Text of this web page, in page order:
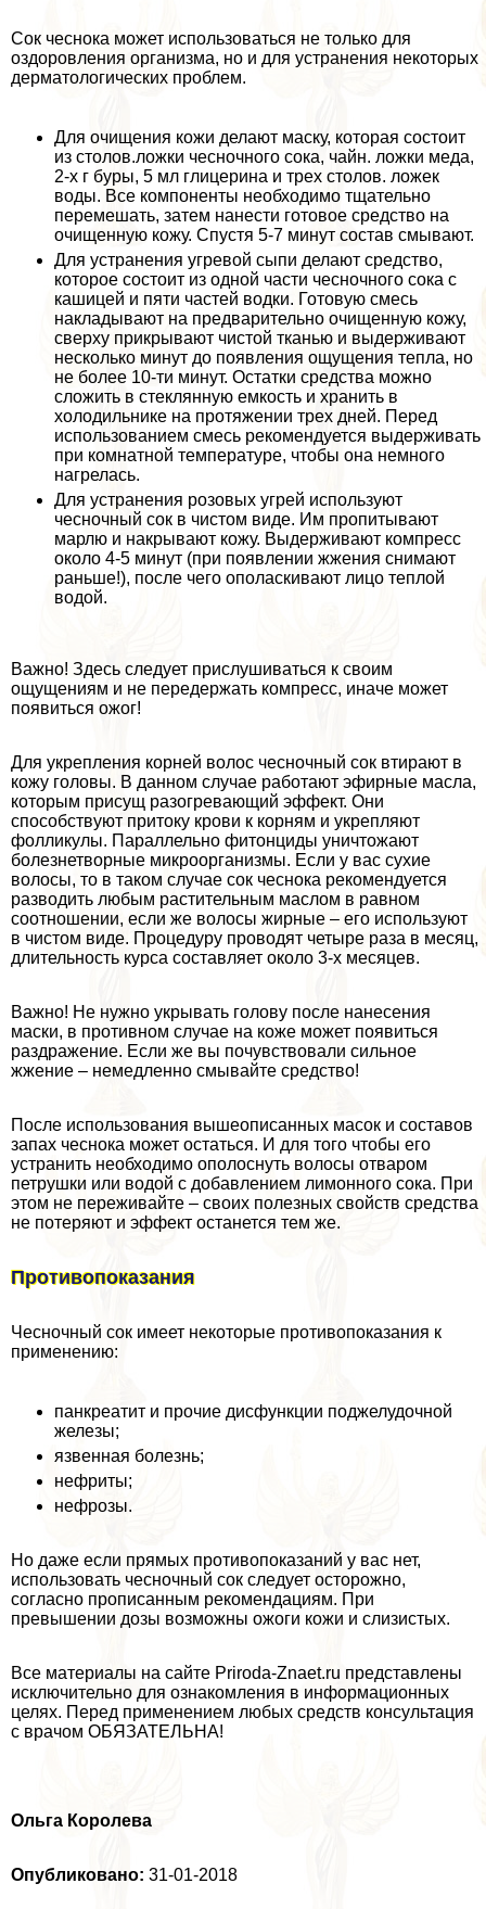
Сок чеснока может использоваться не только для
оздоровления организма, но и для устранения некоторых
дерматологических проблем.
Для очищения кожи делают маску, которая состоит
из столов.ложки чесночного сока, чайн. ложки меда,
2-х г буры, 5 мл глицерина и трех столов. ложек
воды. Все компоненты необходимо тщательно
перемешать, затем нанести готовое средство на
очищенную кожу. Спустя 5-7 минут состав смывают.
Для устранения угревой сыпи делают средство,
которое состоит из одной части чесночного сока с
кашицей и пяти частей водки. Готовую смесь
накладывают на предварительно очищенную кожу,
сверху прикрывают чистой тканью и выдерживают
несколько минут до появления ощущения тепла, но
не более 10-ти минут. Остатки средства можно
сложить в стеклянную емкость и хранить в
холодильнике на протяжении трех дней. Перед
использованием смесь рекомендуется выдерживать
при комнатной температуре, чтобы она немного
нагрелась.
Для устранения розовых угрей используют
чесночный сок в чистом виде. Им пропитывают
марлю и накрывают кожу. Выдерживают компресс
около 4-5 минут (при появлении жжения снимают
раньше!), после чего ополаскивают лицо теплой
водой.
Важно! Здесь следует прислушиваться к своим
ощущениям и не передержать компресс, иначе может
появиться ожог!
Для укрепления корней волос чесночный сок втирают в
кожу головы. В данном случае работают эфирные масла,
которым присущ разогревающий эффект. Они
способствуют притоку крови к корням и укрепляют
фолликулы. Параллельно фитонциды уничтожают
болезнетворные микроорганизмы. Если у вас сухие
волосы, то в таком случае сок чеснока рекомендуется
разводить любым растительным маслом в равном
соотношении, если же волосы жирные – его используют
в чистом виде. Процедуру проводят четыре раза в месяц,
длительность курса составляет около 3-х месяцев.
Важно! Не нужно укрывать голову после нанесения
маски, в противном случае на коже может появиться
раздражение. Если же вы почувствовали сильное
жжение – немедленно смывайте средство!
После использования вышеописанных масок и составов
запах чеснока может остаться. И для того чтобы его
устранить необходимо ополоснуть волосы отваром
петрушки или водой с добавлением лимонного сока. При
этом не переживайте – своих полезных свойств средства
не потеряют и эффект останется тем же.
Противопоказания
Чесночный сок имеет некоторые противопоказания к
применению:
панкреатит и прочие дисфункции поджелудочной
железы;
язвенная болезнь;
нефриты;
нефрозы.
Но даже если прямых противопоказаний у вас нет,
использовать чесночный сок следует осторожно,
согласно прописанным рекомендациям. При
превышении дозы возможны ожоги кожи и слизистых.
Все материалы на сайте Priroda-Znaet.ru представлены
исключительно для ознакомления в информационных
целях. Перед применением любых средств консультация
с врачом ОБЯЗАТЕЛЬНА!
Ольга Королева
Опубликовано: 31-01-2018